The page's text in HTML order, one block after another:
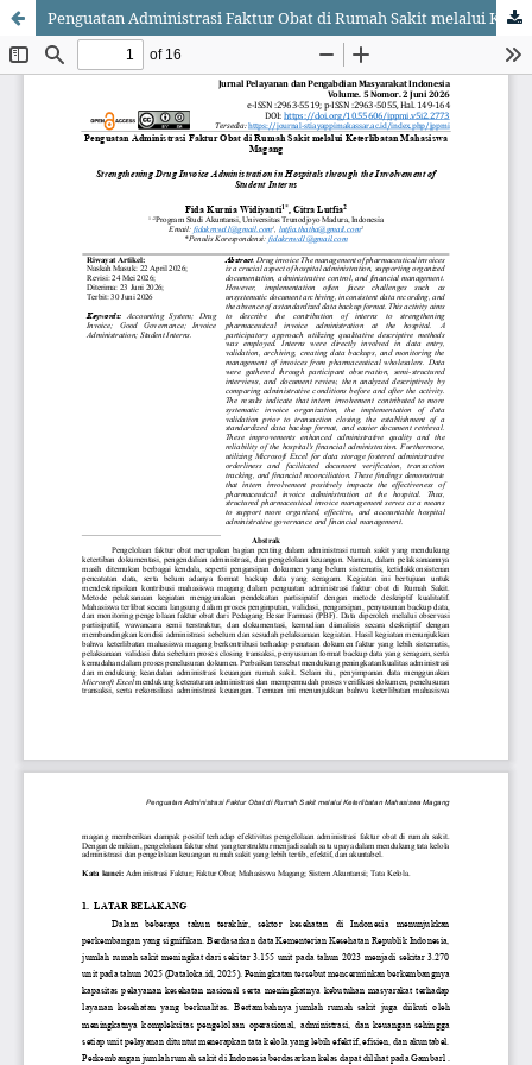
Penguatan Administrasi Faktur Obat di Rumah Sakit melalui Keterlibatan Mahasiswa Magang